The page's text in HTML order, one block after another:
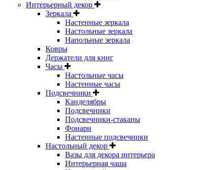
Интерьерный декор
Зеркала
Настенные зеркала
Настольные зеркала
Напольные зеркала
Ковры
Держатели для книг
Часы
Настольные часы
Настенные часы
Подсвечники
Канделябры
Подсвечники
Подсвечники-стаканы
Фонари
Настенные подсвечники
Настольный декор
Вазы для декора интерьера
Интерьерная чаша